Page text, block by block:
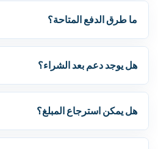
ما طرق الدفع المتاحة؟
هل يوجد دعم بعد الشراء؟
هل يمكن استرجاع المبلغ؟